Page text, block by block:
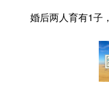
婚后两人育有1子